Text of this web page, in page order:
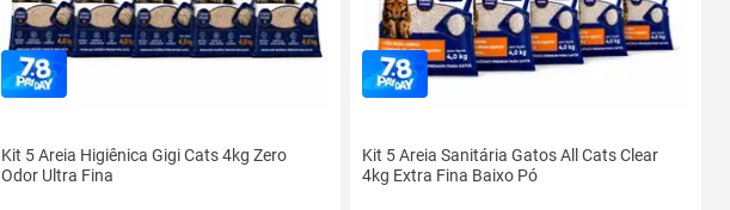
Kit 5 Areia Higiênica Gigi Cats 4kg Zero
Odor Ultra Fina
Kit 5 Areia Sanitária Gatos All Cats Clear
4kg Extra Fina Baixo Pó